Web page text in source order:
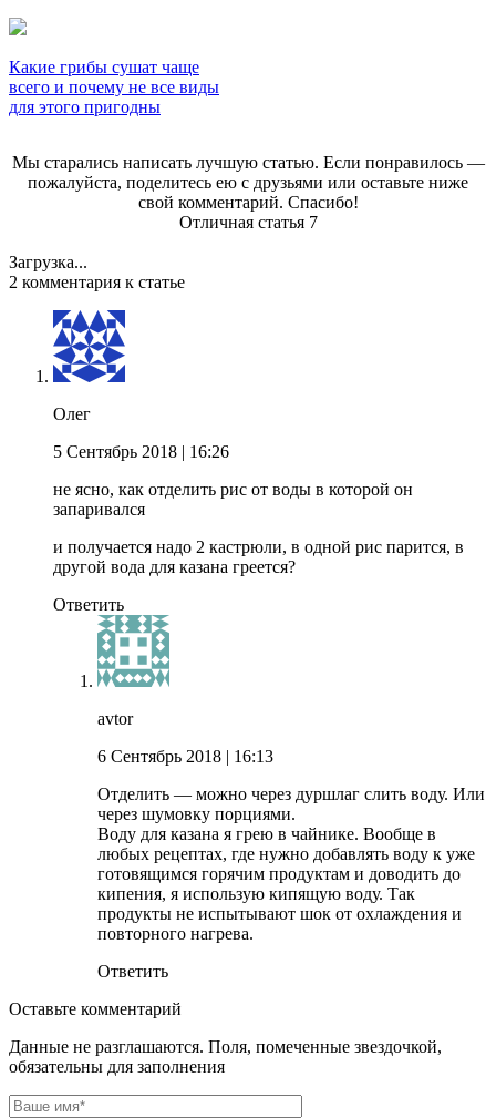
Какие грибы сушат чаще
всего и почему не все виды
для этого пригодны
Мы старались написать лучшую статью. Если понравилось —
пожалуйста, поделитесь ею с друзьями или оставьте ниже
свой комментарий. Спасибо!
Отличная статья 7
Загрузка...
2 комментария к статье
Олег
5 Сентябрь 2018 | 16:26
не ясно, как отделить рис от воды в которой он
запаривался
и получается надо 2 кастрюли, в одной рис парится, в
другой вода для казана греется?
Ответить
avtor
6 Сентябрь 2018 | 16:13
Отделить — можно через дуршлаг слить воду. Или
через шумовку порциями.
Воду для казана я грею в чайнике. Вообще в
любых рецептах, где нужно добавлять воду к уже
готовящимся горячим продуктам и доводить до
кипения, я использую кипящую воду. Так
продукты не испытывают шок от охлаждения и
повторного нагрева.
Ответить
Оставьте комментарий
Данные не разглашаются. Поля, помеченные звездочкой,
обязательны для заполнения